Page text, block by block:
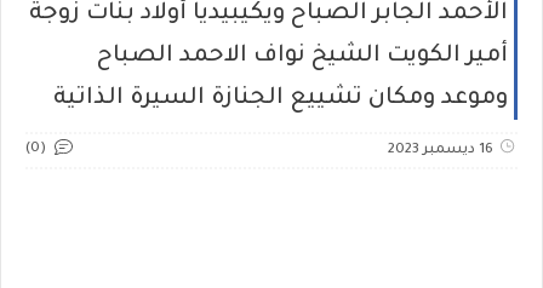
الأحمد الجابر الصباح ويكيبيديا أولاد بنات زوجة
أمير الكويت الشيخ نواف الاحمد الصباح
وموعد ومكان تشييع الجنازة السيرة الذاتية
16 ديسمبر 2023 (0)